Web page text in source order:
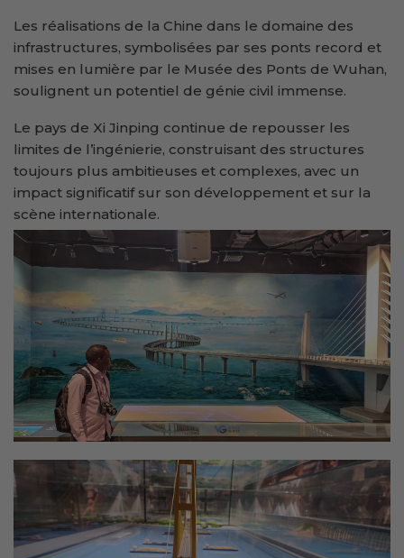
Les réalisations de la Chine dans le domaine des
infrastructures, symbolisées par ses ponts record et
mises en lumière par le Musée des Ponts de Wuhan,
soulignent un potentiel de génie civil immense.
Le pays de Xi Jinping continue de repousser les
limites de l’ingénierie, construisant des structures
toujours plus ambitieuses et complexes, avec un
impact significatif sur son développement et sur la
scène internationale.